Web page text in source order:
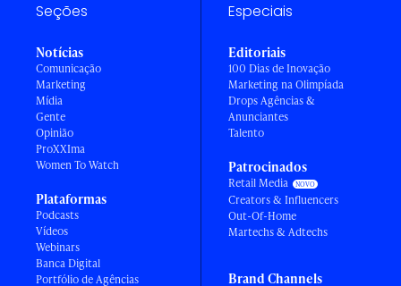
Seções
Notícias
Comunicação
Marketing
Mídia
Gente
Opinião
ProXXIma
Women To Watch
Plataformas
Podcasts
Vídeos
Webinars
Banca Digital
Portfólio de Agências
Especiais
Editoriais
100 Dias de Inovação
Marketing na Olimpíada
Drops Agências &
Anunciantes
Talento
Patrocinados
Retail Media
Creators & Influencers
Out-Of-Home
Martechs & Adtechs
Brand Channels